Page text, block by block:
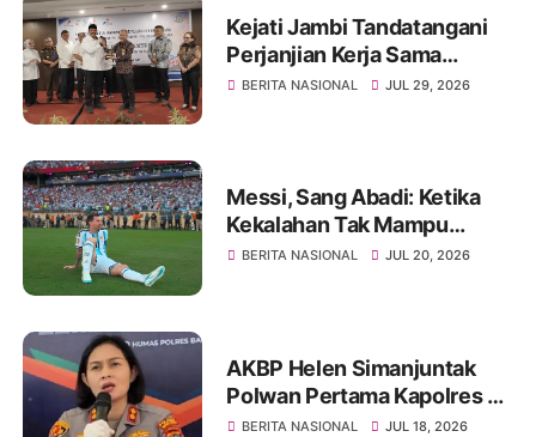
Kejati Jambi Tandatangani
Perjanjian Kerja Sama
Dengan PT Pertamina EP,
BERITA NASIONAL JUL 29, 2026
Messi, Sang Abadi: Ketika
Kekalahan Tak Mampu
Menghapus Keagungan
BERITA NASIONAL JUL 20, 2026
AKBP Helen Simanjuntak
Polwan Pertama Kapolres Di
Polda Bangka Belitung
BERITA NASIONAL JUL 18, 2026